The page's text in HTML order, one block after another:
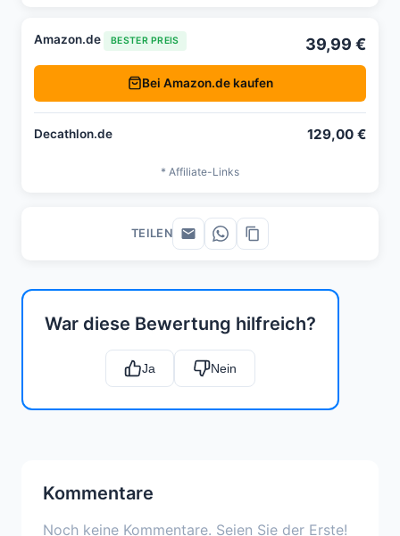
War diese Bewertung hilfreich?
Ja Nein
Kommentare
Noch keine Kommentare. Seien Sie der Erste!
Amazon.de BESTER PREIS 39,99 €
Bei Amazon.de kaufen
Decathlon.de 129,00 €
* Affiliate-Links
TEILEN